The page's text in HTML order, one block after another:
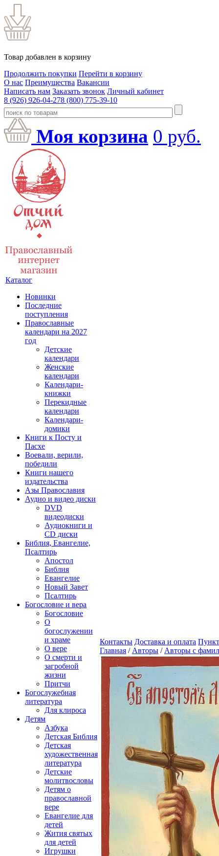
Товар добавлен в корзину
Продолжить покупки Перейти в корзину
О нас Преимущества Вакансии
Написать нам Заказать звонок Личный кабинет
8 (926) 926-04-278 (800) 775-39-10
Моя корзина 0 руб.
Каталог
Новинки
Последние
поступления
Православные
календари на 2027
год
Детские
календари
Женские
календари
Календари-
книжки
Перекидные
календари
Календари-
домики
Книги к Посту и
Пасхе
Воевали, верили,
победили
Книги нашего
издательства
Азы Православия
Аудио и видео диски
DVD
видеодиски
Аудиокниги и
CD диски
Библия, Евангелие,
Псалтирь
Апостол
Библия
Евангелие
Новый Завет
Псалтирь
Богословие и вера
Богословие
О
богослужении
и храме
О вере
О смерти и
загробной
жизни
Притчи
Богослужебная
литература
Для клироса
Детям
Азбука
Детская Библия
Детская
художественная
литература
Детские
молитвословы
Детям о
православной
вере
Евангелие для
детей
Жития святых
для детей
Игрушки
Контакты Доставка и оплата
Главная / Авторы / Авторы с